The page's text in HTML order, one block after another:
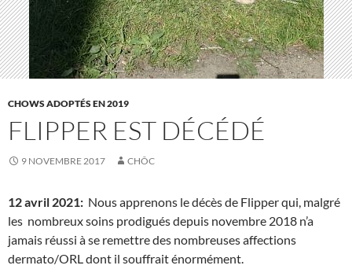
CHOWS ADOPTÉS EN 2019
FLIPPER EST DÉCÉDÉ
9 NOVEMBRE 2017 CHÔC
12 avril 2021: Nous apprenons le décès de Flipper qui, malgré
les nombreux soins prodigués depuis novembre 2018 n’a
jamais réussi à se remettre des nombreuses affections
dermato/ORL dont il souffrait énormément.